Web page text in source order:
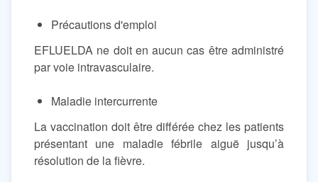
Précautions d'emploi
EFLUELDA ne doit en aucun cas être administré
par voie intravasculaire.
Maladie intercurrente
La vaccination doit être différée chez les patients
présentant une maladie fébrile aiguë jusqu’à
résolution de la fièvre.